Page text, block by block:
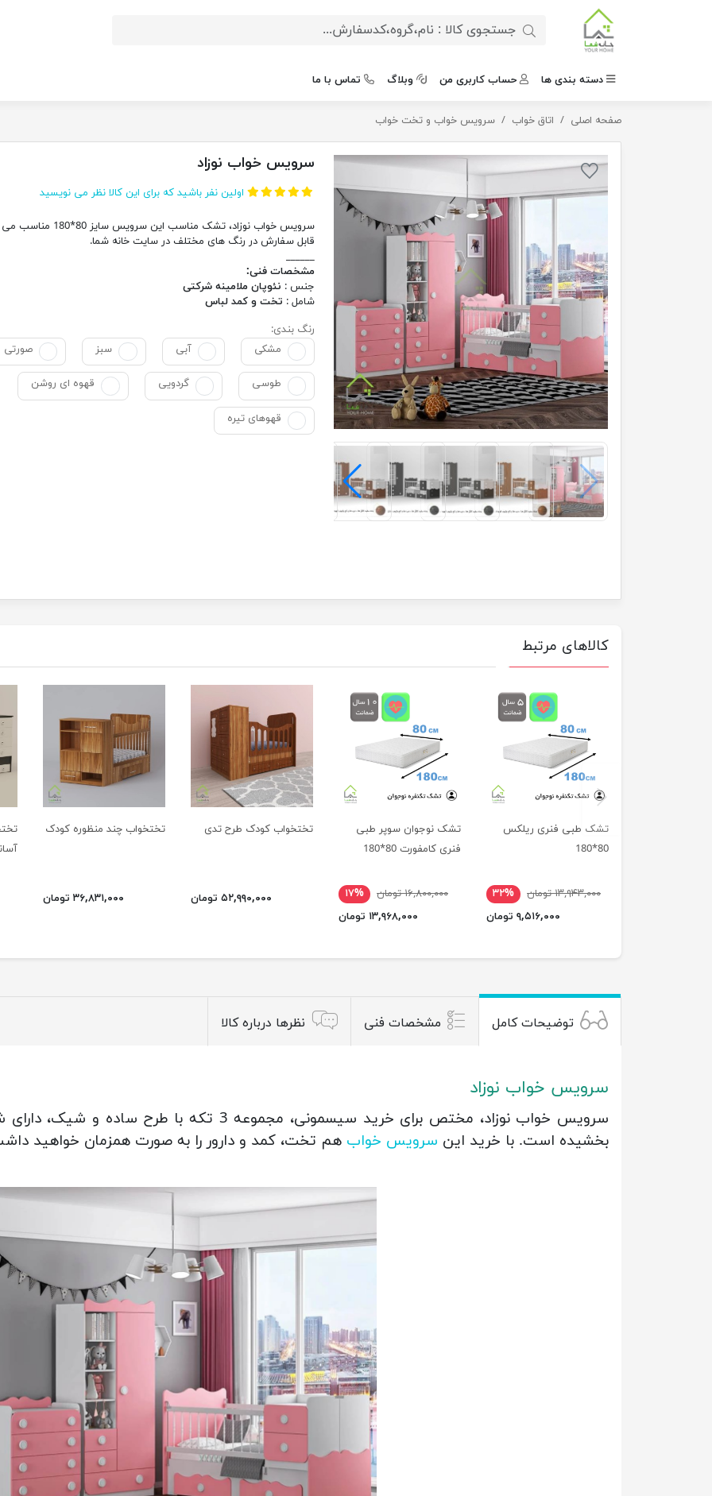
دسته بندی ها حساب کاربری من وبلاگ تماس با ما
صفحه اصلی اتاق خواب سرویس خواب و تخت خواب سرویس خواب نوزاد
سرویس خواب نوزاد
اولین نفر باشید که برای این کالا نظر می نویسید
سرویس خواب نوزاد، تشک مناسب این سرویس
قابل سفارش در رنگ های مختلف در سایت خانه شما.
______
مشخصات فنی:
جنس : نئوپان ملامینه شرکتی
شامل : تخت و کمد لباس
رنگ بندی:
مشکی
آبی سبز صورتی
طوسی گردویی قهوه ای روشن
قهوهای تیره
کالاهای مرتبط
تشک طبی فنری ریلکس
80*180
۱۳,۹۴۳,۰۰۰ تومان
۳۲%
۹,۵۱۶,۰۰۰ تومان
تشک نوجوان سوپر طبی
فنری کامفورت 80*180
۱۶,۸۰۰,۰۰۰ تومان
۱۷%
۱۳,۹۶۸,۰۰۰ تومان
تختخواب کودک طرح تدی
۵۲,۹۹۰,۰۰۰ تومان
تختخواب چند منظوره کودک
۳۶,۸۳۱,۰۰۰ تومان
previus
توضیحات کامل مشخصات فنی نظرها درباره کالا
سرویس خواب نوزاد
سرویس خواب نوزاد، مختص برای خرید سیسمونی، مجموعه
بخشیده است. با خرید این سرویس خواب هم تخت، کمد و دارور را به صورت همزمان خواهید